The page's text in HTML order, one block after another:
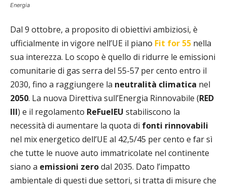
Energia
Dal 9 ottobre, a proposito di obiettivi ambiziosi, è
ufficialmente in vigore nell’UE il piano Fit for 55 nella
sua interezza. Lo scopo è quello di ridurre le emissioni
comunitarie di gas serra del 55-57 per cento entro il
2030, fino a raggiungere la neutralità climatica nel
2050. La nuova Direttiva sull’Energia Rinnovabile (RED
III) e il regolamento ReFuelEU stabiliscono la
necessità di aumentare la quota di fonti rinnovabili
nel mix energetico dell’UE al 42,5/45 per cento e far sì
che tutte le nuove auto immatricolate nel continente
siano a emissioni zerodal 2035. Dato l’impatto
ambientale di questi due settori, si tratta di misure che